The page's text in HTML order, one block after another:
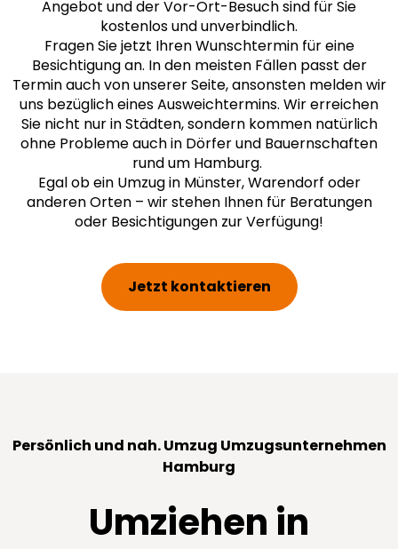
Angebot und der Vor-Ort-Besuch sind für Sie
kostenlos und unverbindlich.
Fragen Sie jetzt Ihren Wunschtermin für eine
Besichtigung an. In den meisten Fällen passt der
Termin auch von unserer Seite, ansonsten melden wir
uns bezüglich eines Ausweichtermins. Wir erreichen
Sie nicht nur in Städten, sondern kommen natürlich
ohne Probleme auch in Dörfer und Bauernschaften
rund um Hamburg.
Egal ob ein Umzug in Münster, Warendorf oder
anderen Orten – wir stehen Ihnen für Beratungen
oder Besichtigungen zur Verfügung!
Jetzt kontaktieren
Persönlich und nah. Umzug Umzugsunternehmen
Hamburg
Umziehen in